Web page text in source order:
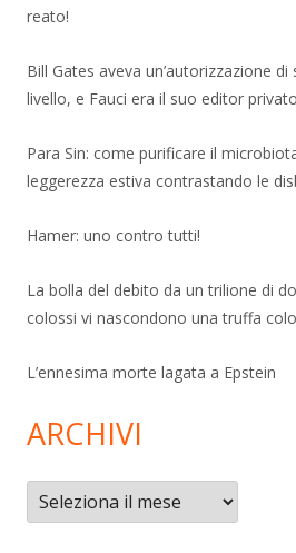
reato!
Bill Gates aveva un’autorizzazione
livello, e Fauci era il suo editor privato
Para Sin: come purificare il
leggerezza estiva contrastando le
Hamer: uno contro tutti!
La bolla del debito da un trilione di
colossi vi nascondono una truffa
L’ennesima morte lagata a Epstein
ARCHIVI
Archivi